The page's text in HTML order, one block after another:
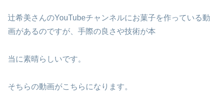
辻希美さんのYouTubeチャンネルにお菓子を作っている動
画があるのですが、手際の良さや技術が本
当に素晴らしいです。
そちらの動画がこちらになります。